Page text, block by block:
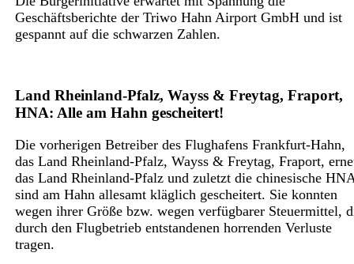
Geschäftsberichte der Triwo Hahn Airport GmbH und ist
gespannt auf die schwarzen Zahlen.
Land Rheinland-Pfalz, Wayss & Freytag, Fraport,
HNA: Alle am Hahn gescheitert!
Die vorherigen Betreiber des Flughafens Frankfurt-Hahn,
das Land Rheinland-Pfalz, Wayss & Freytag, Fraport,
das Land Rheinland-Pfalz und zuletzt die chinesische
sind am Hahn allesamt kläglich gescheitert. Sie konnten
wegen ihrer Größe bzw. wegen verfügbarer Steuermittel,
durch den Flugbetrieb entstandenen horrenden Verluste
tragen.